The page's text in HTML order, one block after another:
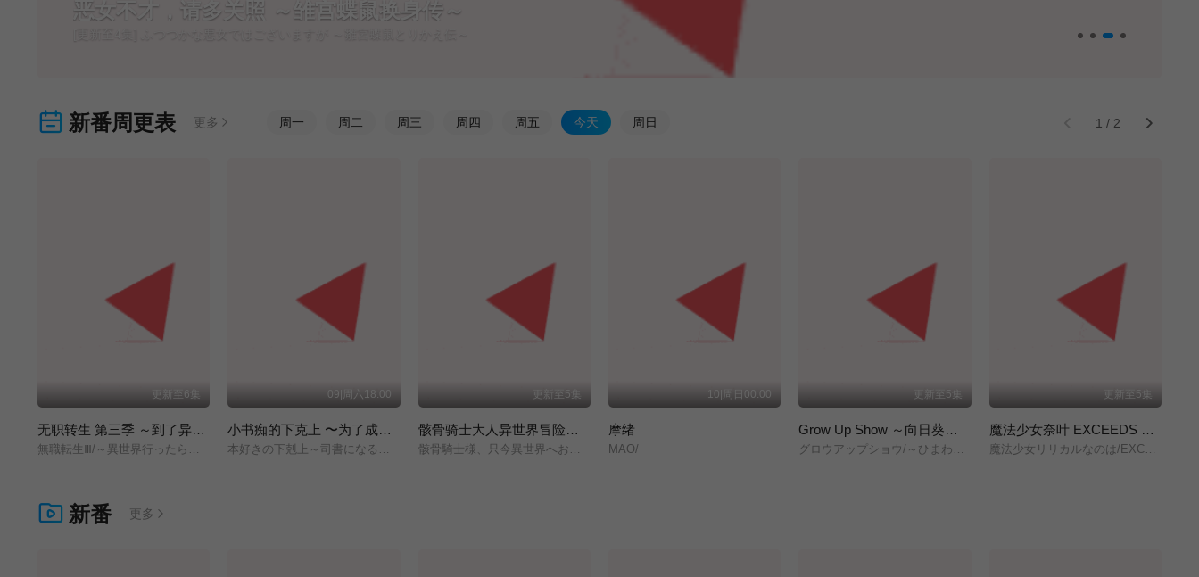
恶女不才，请多关照 ～雏宫蝶鼠换身传～
新番周更表 更多 周一 周 二 周三 周 四 周五 今天 周 日
更新至6集
无职转生 第三季 ～到了异世界就拿出真本事～
無職転生Ⅲ/～異世界行ったら本気だす～/
09|周六18:00
小书痴的下克上 〜为了成为图书管理员而不择手段〜 领主的养女
本好きの下剋上～司書になるためには手段を選んでいられません～/領主の養女/
更新至5集
骸骨骑士大人异世界冒险中 第二季
骸骨騎士様、只今異世界へお出掛け中Ⅱ/
10|周日00:00
摩绪
MAO/
更新至5集
Grow Up Show ～向日葵马戏团～
グロウアップショウ/～ひまわりのサーカス団～/
更新至5集
魔法少女奈叶 EXCEEDS Gun Blaze Vengeance
魔法少女リリカルなのは/EXCEEDS/Gun/Blaze/Vengeance/
1 / 2
新番 更多